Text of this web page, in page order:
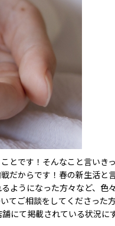
とです！そんなこと言い
だからです！春の新生活
ようになった方々など、
てご相談をしてくださっ
にて掲載されている状況に